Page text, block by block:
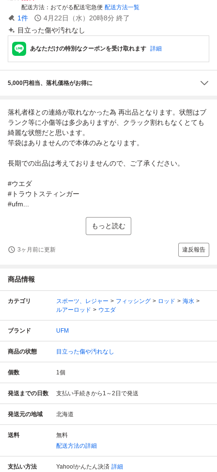
配送方法 おてがる配送宅急便 配送方法一覧
1件 4月22日（水）20時8分 終了
目立った傷や汚れなし
あなただけの特別なクーポンを受け取れます 詳細
5,000円相当、落札価格がお得に
落札者様との連絡が取れなかった為 再出品となります。状態はブ
ランク等に小傷等は多少ありますが、クラック割れもなくとても
綺麗な状態だと思います。
竿袋はありませんので本体のみとなります。
長期での出品は考えておりませんので、ご了承ください。
#ウエダ
#トラウトスティンガー
#ufm...
もっと読む
3ヶ月前に更新 違反報告
商品情報
カテゴリ スポーツ、レジャー フィッシング ロッド
海水
ルアーロッド
ウエダ
ブランド UFM
商品の状態 目立った傷や汚れなし
個数 1個
発送までの日数 支払い手続きから1～2日で発送
発送元の地域 北海道
送料
無料
配送方法の詳細
支払い方法 Yahoo!かんたん決済 詳細